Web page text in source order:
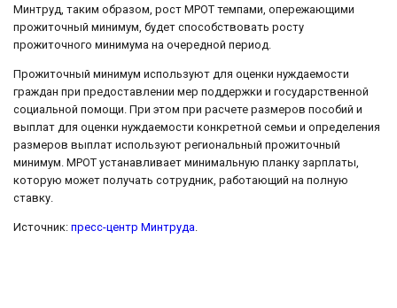
Минтруд, таким образом, рост МРОТ темпами, опережающими
прожиточный минимум, будет способствовать росту
прожиточного минимума на очередной период.
Прожиточный минимум используют для оценки нуждаемости
граждан при предоставлении мер поддержки и государственной
социальной помощи. При этом при расчете размеров пособий и
выплат для оценки нуждаемости конкретной семьи и определения
размеров выплат используют региональный прожиточный
минимум. МРОТ устанавливает минимальную планку зарплаты,
которую может получать сотрудник, работающий на полную
ставку.
Источник: пресс-центр Минтруда.